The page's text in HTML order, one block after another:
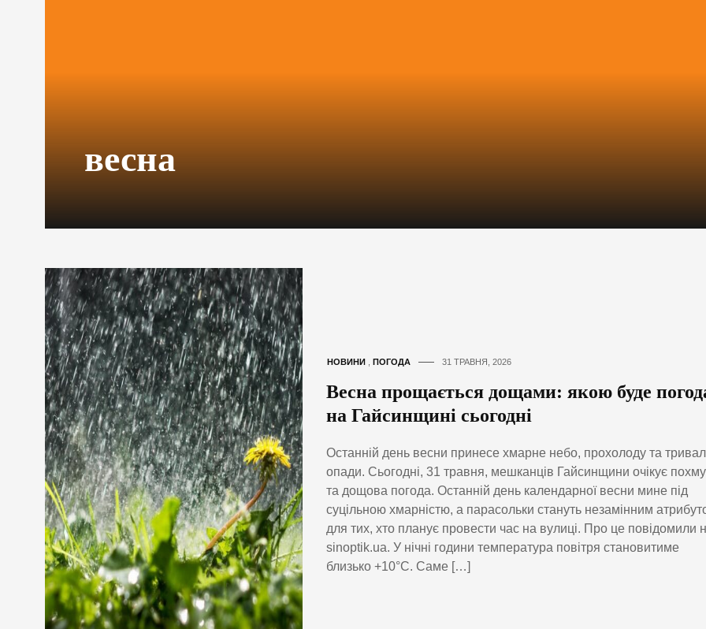
весна
НОВИНИ ПОГОДА 31 ТРАВНЯ, 2026
Весна прощається дощами: якою буде
на Гайсинщині сьогодні
Останній день весни принесе хмарне небо, прохолоду та
опади. Сьогодні, 31 травня, мешканців Гайсинщини очікує
та дощова погода. Останній день календарної весни мине під
суцільною хмарністю, а парасольки стануть незамінним
для тих, хто планує провести час на вулиці. Про це повідомили
sinoptik.ua. У нічні години температура повітря становитиме
близько +10°C. Саме […]